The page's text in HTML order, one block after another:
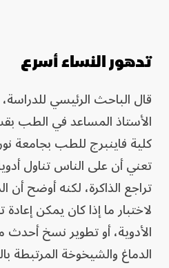
تدهور النساء أسرع
قال الباحث الرئيسي
الأستاذ المساعد في الطب
كلية فاينبرج للطب بجامعة
تعني أن على الناس تناول
تراجع الذاكرة، لكنه أوضح أن
لاختبار ما إذا كان يمكن
الأدوية، أو تطوير نسخ
الدماغ والشيخوخة المرتبطة